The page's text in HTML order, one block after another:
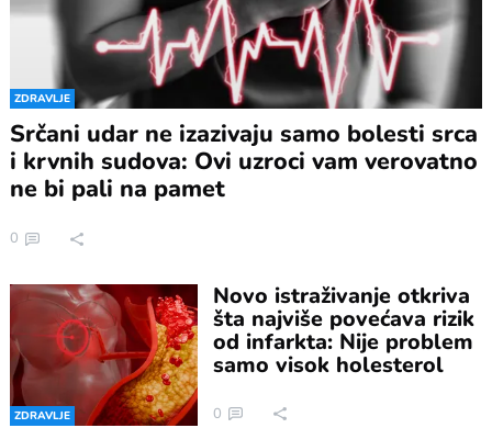
ZDRAVLJE
Srčani udar ne izazivaju samo bolesti srca
i krvnih sudova: Ovi uzroci vam verovatno
ne bi pali na pamet
0
ZDRAVLJE
Novo istraživanje otkriva
šta najviše povećava rizik
od infarkta: Nije problem
samo visok holesterol
0